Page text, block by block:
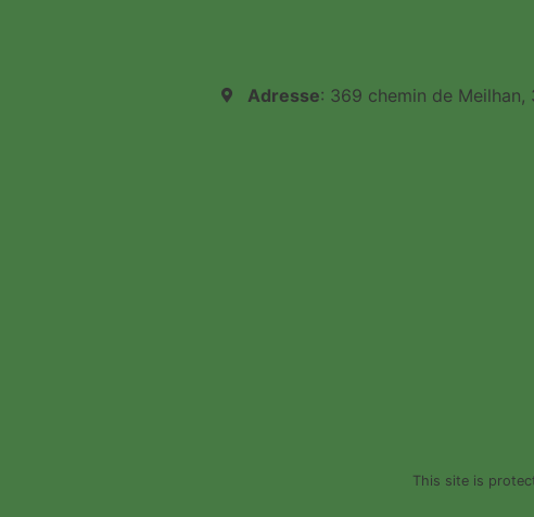
Adresse: 369 chemin de
This site is